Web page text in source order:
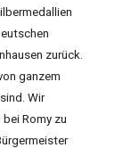
zurück.
ganzem
Wir
Romy zu